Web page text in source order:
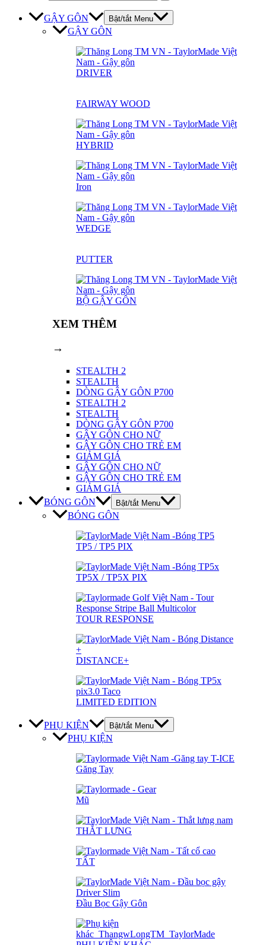
GẬY GÔN Bật/tắt Menu
GẬY GÔN
DRIVER
FAIRWAY WOOD
HYBRID
Iron
WEDGE
PUTTER
BỘ GẬY GÔN
XEM THÊM
→
STEALTH 2
STEALTH
DÒNG GẬY GÔN P700
STEALTH 2
STEALTH
DÒNG GẬY GÔN P700
GẬY GÔN CHO NỮ
GẬY GÔN CHO TRẺ EM
GIẢM GIÁ
GẬY GÔN CHO NỮ
GẬY GÔN CHO TRẺ EM
GIẢM GIÁ
BÓNG GÔN
Bật/tắt Menu
BÓNG GÔN
TP5 / TP5 PIX
TP5X / TP5X PIX
TOUR RESPONSE
DISTANCE+
LIMITED EDITION
PHỤ KIỆN Bật/tắt Menu
PHỤ KIỆN
Găng Tay
Mũ
THẮT LƯNG
TẤT
Đầu Bọc Gậy Gôn